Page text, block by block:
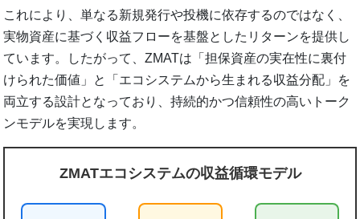
これにより、単なる新規発行や投機に依存するのではなく、
実物資産に基づく収益フローを基盤としたリターンを提供し
ています。したがって、ZMATは「担保資産の実在性に裏付
けられた価値」と「エコシステムから生まれる収益分配」を
両立する設計となっており、持続的かつ信頼性の高いトーク
ンモデルを実現します。
ZMATエコシステムの収益循環モデル